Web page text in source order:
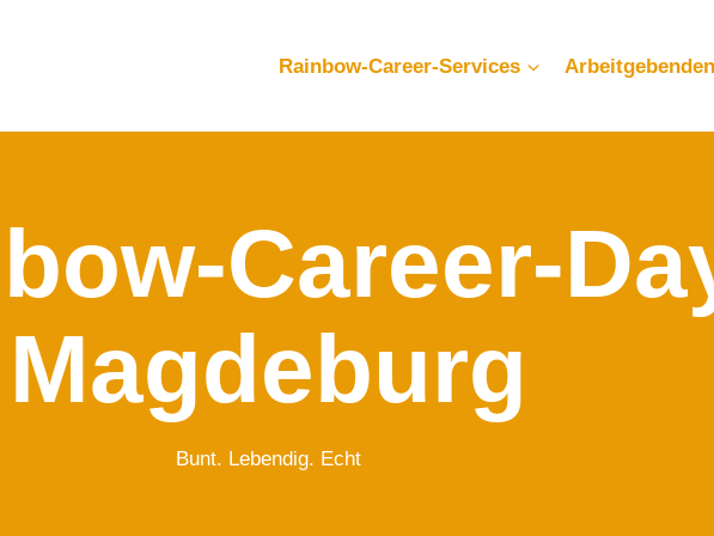
Rainbow-Career-Services
Career-
Magdeburg
Bunt. Lebendig. Echt